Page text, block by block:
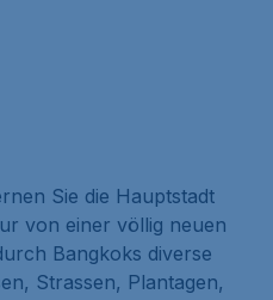
Sie die Hauptstadt
von einer völlig neuen
Bangkoks diverse
Strassen, Plantagen,